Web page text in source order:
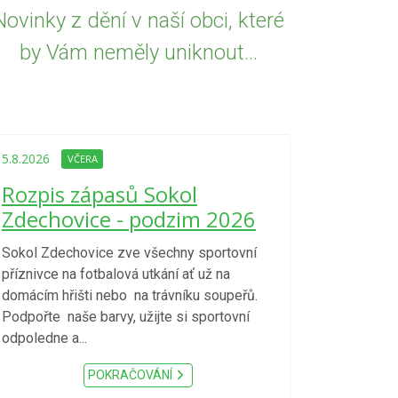
z dění v naší obci, které
by Vám neměly uniknout...
5.8.2026 VČERA
Rozpis zápasů Sokol
Zdechovice - podzim 2026
Sokol Zdechovice zve všechny sportovní
příznivce na fotbalová utkání ať už na
domácím hřišti nebo na trávníku soupeřů.
Podpořte naše barvy, užijte si sportovní
odpoledne a...
POKRAČOVÁNÍ